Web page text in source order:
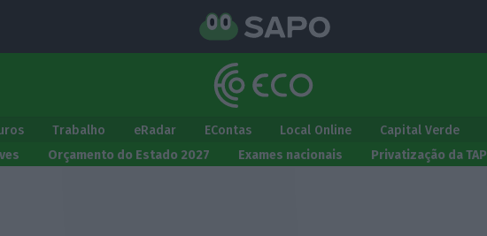
Trabalho eRadar EContas Local Online Capital Verde
Orçamento do Estado 2027 Exames nacionais Privatização da TAP